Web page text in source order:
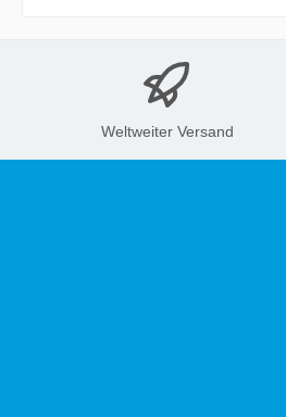
Weltweiter Versand